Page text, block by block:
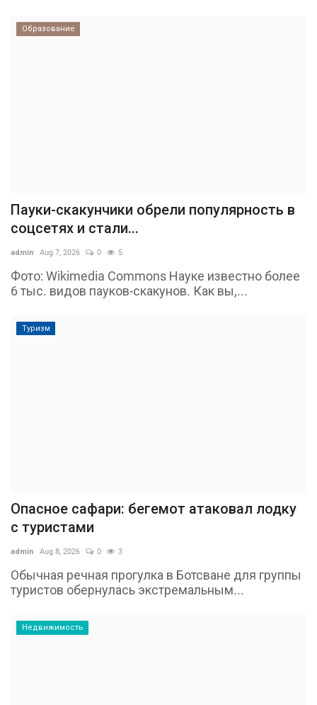
Образование
Пауки-скакунчики обрели популярность в
соцсетях и стали...
admin Aug 7, 2026 0 5
Фото: Wikimedia Commons Науке известно более
6 тыс. видов пауков-скакунов. Как вы,...
Туризм
Опасное сафари: бегемот атаковал лодку
с туристами
admin Aug 8, 2026 0 3
Обычная речная прогулка в Ботсване для группы
туристов обернулась экстремальным...
Недвижимость